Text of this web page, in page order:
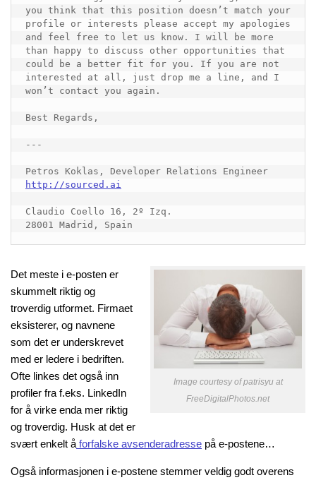
you think that this position doesn’t match your
profile or interests please accept my apologies
and feel free to let us know. I will be more
than happy to discuss other opportunities that
could be a better fit for you. If you are not
interested at all, just drop me a line, and I
won’t contact you again.
Best Regards,
---
http://sourced.ai
Claudio Coello 16, 2º Izq.
28001 Madrid, Spain
Image courtesy of patrisyu at
FreeDigitalPhotos.net
Det meste i e-posten er
skummelt riktig og
troverdig utformet. Firmaet
eksisterer, og navnene
som det er underskrevet
med er ledere i bedriften.
Ofte linkes det også inn
profiler fra f.eks. LinkedIn
for å virke enda mer riktig
og troverdig. Husk at det er
svært enkelt å forfalske avsenderadresse på e-postene…
Også informasjonen i e-postene stemmer veldig godt overens